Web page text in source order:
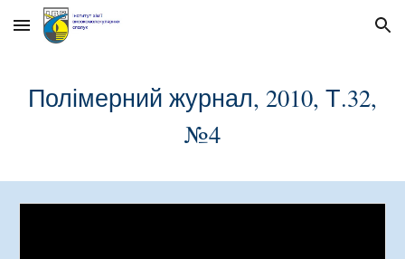
Skip to main content Skip to navigation
Полімерний журнал, 2010, Т.32,
№4